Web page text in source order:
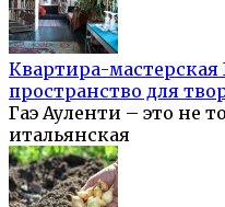
Квартира-
пространство для
Гаэ Ауленти – это не
итальянская